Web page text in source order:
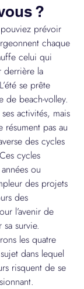
?
prévoir
chaque
celui qui
derrière la
se prête
de beach-volley.
activités, mais
résument pas au
des cycles
cycles
ou
des projets
des
l’avenir de
survie.
les quatre
dans lequel
risquent de se